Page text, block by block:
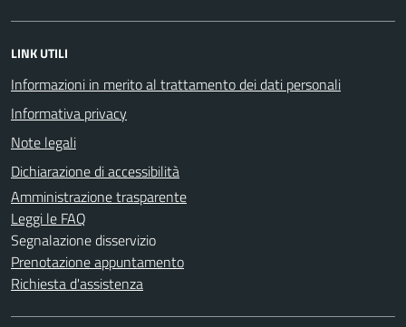
LINK UTILI
Informazioni in merito al trattamento dei dati personali
Informativa privacy
Note legali
Dichiarazione di accessibilità
Amministrazione trasparente
Leggi le FAQ
Segnalazione disservizio
Prenotazione appuntamento
Richiesta d'assistenza